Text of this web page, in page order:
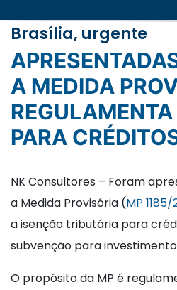
Brasília, urgente
APRESENTADAS EMENDAS
A MEDIDA
PARA
NK Consultores – Foram
a Medida Provisória (MP
a isenção tributária para
subvenção para
O propósito da MP é